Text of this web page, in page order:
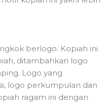
berlogo. Kopiah ini
ditambahkan logo
Logo yang
logo perkumpulan dan
ragam ini dengan